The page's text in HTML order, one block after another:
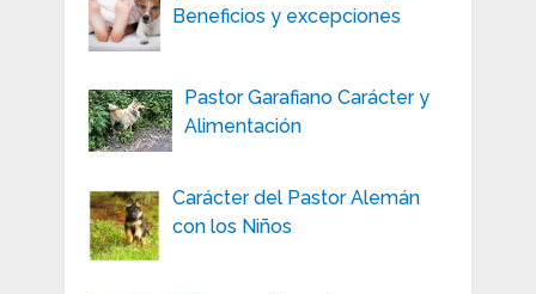
Beneficios y excepciones
Pastor Garafiano Carácter y
Alimentación
Carácter del Pastor Alemán
con los Niños